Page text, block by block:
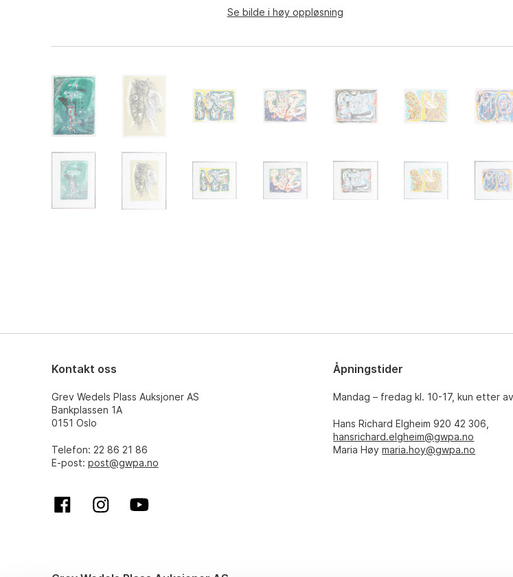
Se bilde i høy oppløsning
Kontakt oss
Grev Wedels Plass Auksjoner AS
Bankplassen 1A
0151 Oslo
Telefon: 22 86 21 86
E-post: post@gwpa.no
Åpningstider
Mandag – fredag kl. 10-17, kun etter
Hans Richard Elgheim 920 42 306,
hansrichard.elgheim@gwpa.no
Maria Høymaria.hoy@gwpa.no